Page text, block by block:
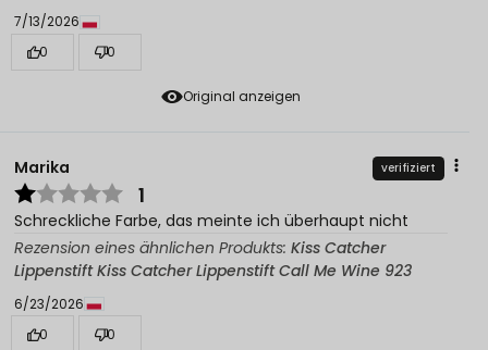
Original anzeigen
7/13/2026
0
0
Marika verifiziert
1
Schreckliche Farbe, das meinte ich überhaupt nicht
Rezension eines ähnlichen Produkts: Kiss Catcher
Lippenstift Kiss Catcher Lippenstift Call Me Wine 923
6/23/2026
0
0